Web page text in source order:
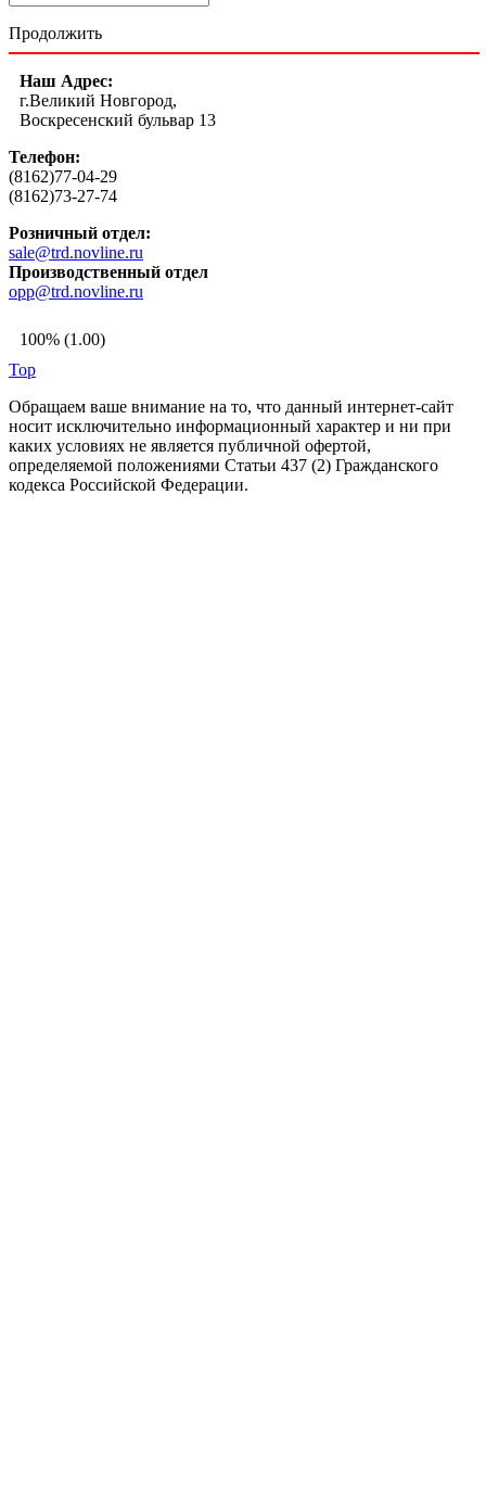
Продолжить
Наш Адрес:
г.Великий Новгород,
Воскресенский бульвар 13
Телефон:
(8162)77-04-29
(8162)73-27-74
Розничный отдел:
sale@trd.novline.ru
Производственный отдел
opp@trd.novline.ru
100% (1.00)
Top
Обращаем ваше внимание на то, что данный интернет-сайт
носит исключительно информационный характер и ни при
каких условиях не является публичной офертой,
определяемой положениями Статьи 437 (2) Гражданского
кодекса Российской Федерации.